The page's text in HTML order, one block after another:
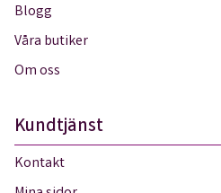
Blogg
Våra butiker
Om oss
Kundtjänst
Kontakt